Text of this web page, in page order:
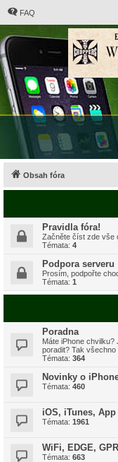
FAQ
Obsah fóra
Pravidla fóra!
Začněte číst zde vše
Témata: 4
Podpora serveru
Prosím, podpořte
Témata: 1
Poradna
Máte iPhone
poradit? Tak všechno
Témata: 364
Novinky o
Témata: 460
iOS, iTunes,
Témata: 1961
WiFi, EDGE,
Témata: 663